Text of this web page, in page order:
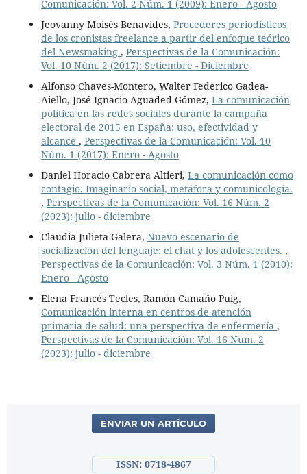
Comunicación: Vol. 2 Núm. 1 (2009): Enero - Agosto
Jeovanny Moisés Benavides, Procederes periodísticos
de los cronistas freelance a partir del enfoque teórico
del Newsmaking , Perspectivas de la Comunicación:
Vol. 10 Núm. 2 (2017): Setiembre - Diciembre
Alfonso Chaves-Montero, Walter Federico Gadea-
Aiello, José Ignacio Aguaded-Gómez, La comunicación
política en las redes sociales durante la campaña
electoral de 2015 en España: uso, efectividad y
alcance , Perspectivas de la Comunicación: Vol. 10
Núm. 1 (2017): Enero - Agosto
Daniel Horacio Cabrera Altieri, La comunicación como
contagio. Imaginario social, metáfora y comunicología.
, Perspectivas de la Comunicación: Vol. 16 Núm. 2
(2023): julio - diciembre
Claudia Julieta Galera, Nuevo escenario de
socialización del lenguaje: el chat y los adolescentes. ,
Perspectivas de la Comunicación: Vol. 3 Núm. 1 (2010):
Enero - Agosto
Elena Francés Tecles, Ramón Camaño Puig,
Comunicación interna en centros de atención
primaria de salud: una perspectiva de enfermería ,
Perspectivas de la Comunicación: Vol. 16 Núm. 2
(2023): julio - diciembre
ENVIAR UN ARTÍCULO
ISSN: 0718-4867